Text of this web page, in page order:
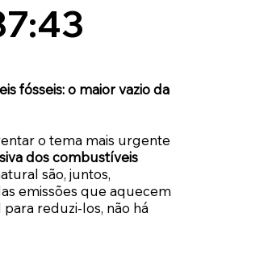
fósseis: o maior vazio da
o tema mais urgente
dos combustíveis
são, juntos,
emissões que aquecem
reduzi-los, não há